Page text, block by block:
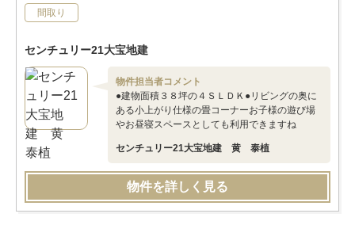
間取り
センチュリー21大宝地建
物件担当者コメント
●建物面積３８坪の４ＳＬＤＫ●リビングの奥に
ある小上がり仕様の畳コーナーお子様の遊び場
やお昼寝スペースとしても利用できますね
センチュリー21大宝地建 黄 泰植
物件を詳しく見る